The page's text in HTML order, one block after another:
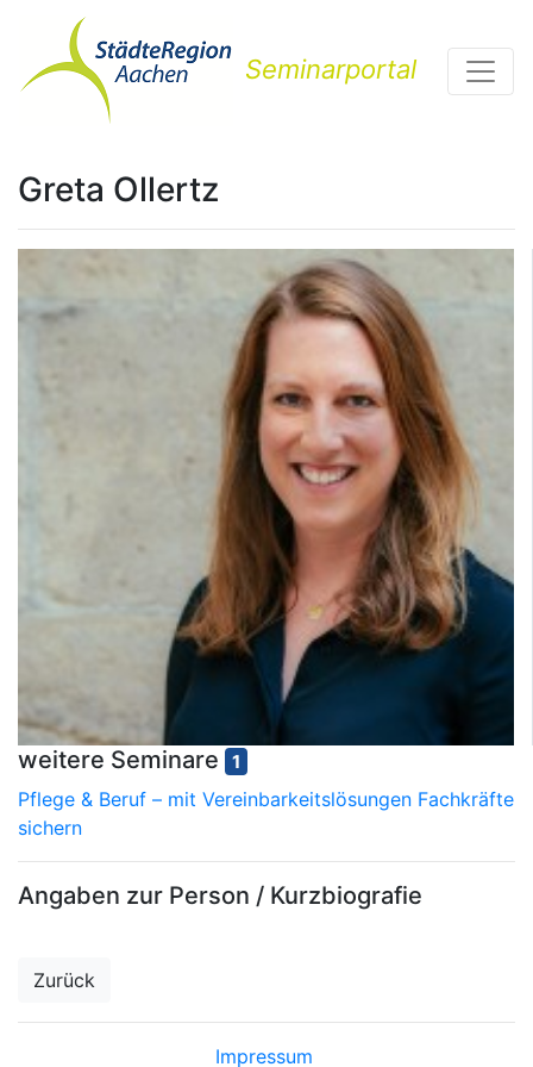
Seminarportal
Greta Ollertz
weitere Seminare 1
Pflege & Beruf – mit Vereinbarkeitslösungen Fachkräfte
sichern
Angaben zur Person / Kurzbiografie
Zurück
Impressum